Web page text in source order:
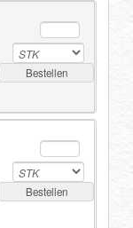
Bestellen
Bestellen